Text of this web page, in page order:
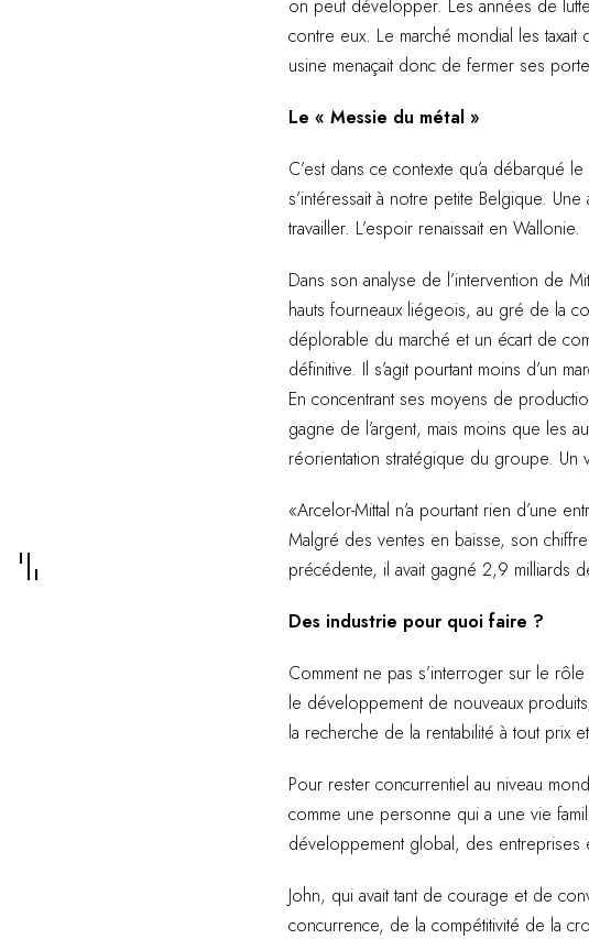
on peut développer. Les années de
contre eux. Le marché mondial les
usine menaçait donc de fermer ses
Le « Messie du métal »
C’est dans ce contexte qu’a débarqué
s’intéressait à notre petite Belgique.
travailler. L’espoir renaissait en Wallonie.
Dans son analyse de l’intervention de
hauts fourneaux liégeois, au gré de la
déplorable du marché et un écart de
définitive. Il s’agit pourtant moins d’un
En concentrant ses moyens de
gagne de l’argent, mais moins que les
réorientation stratégique du groupe.
«Arcelor-Mittal n’a pourtant rien d’une
Malgré des ventes en baisse, son
précédente, il avait gagné 2,9 milliards
Des industrie pour quoi faire ?
Comment ne pas s’interroger sur le
le développement de nouveaux
la recherche de la rentabilité à tout prix
Pour rester concurrentiel au niveau
comme une personne qui a une vie
développement global, des entreprises
John, qui avait tant de courage et de
concurrence, de la compétitivité de la